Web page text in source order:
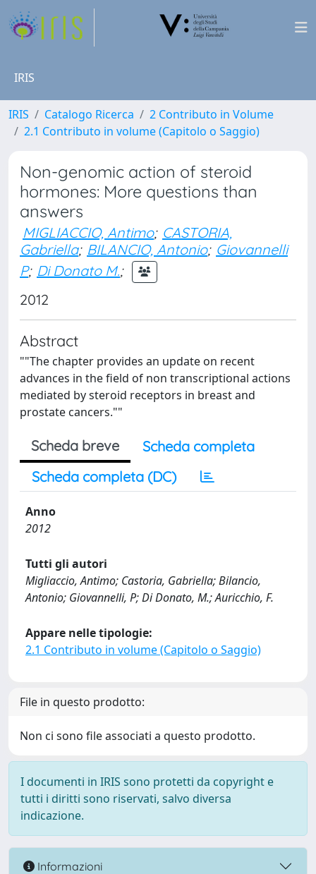
IRIS
IRIS Catalogo Ricerca
2 Contributo in Volume
2.1 Contributo in volume (Capitolo o Saggio)
Non-genomic action of steroid
hormones: More questions than
answers
MIGLIACCIO, Antimo; CASTORIA,
Gabriella; BILANCIO, Antonio; Giovannelli
P; Di Donato M.;
2012
Abstract
""The chapter provides an update on recent
advances in the field of non transcriptional actions
mediated by steroid receptors in breast and
prostate cancers.""
Scheda breve
Scheda completa
Scheda completa (DC)
Anno
2012
Tutti gli autori
Migliaccio, Antimo; Castoria, Gabriella; Bilancio,
Antonio; Giovannelli, P; Di Donato, M.; Auricchio, F.
Appare nelle tipologie:
2.1 Contributo in volume (Capitolo o Saggio)
File in questo prodotto:
Non ci sono file associati a questo prodotto.
I documenti in IRIS sono protetti da copyright e
tutti i diritti sono riservati, salvo diversa
indicazione.
Informazioni